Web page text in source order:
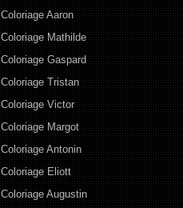
Coloriage Aaron
Coloriage Mathilde
Coloriage Gaspard
Coloriage Tristan
Coloriage Victor
Coloriage Margot
Coloriage Antonin
Coloriage Eliott
Coloriage Augustin